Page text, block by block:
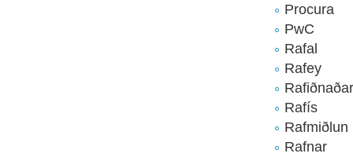
Procura
PwC
Rafal
Rafey
Rafís
Rafmiðlun
Rafnar